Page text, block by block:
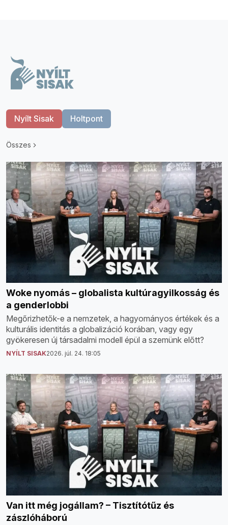
Nyílt Sisak Holtpont
Összes
Woke nyomás – globalista kultúragyilkosság és
a genderlobbi
Megőrizhetők-e a nemzetek, a hagyományos értékek és a
kulturális identitás a globalizáció korában, vagy egy
gyökeresen új társadalmi modell épül a szemünk előtt?
NYÍLT SISAK2026. júl. 24. 18:05
Van itt még jogállam? – Tisztítótűz és
zászlóháború